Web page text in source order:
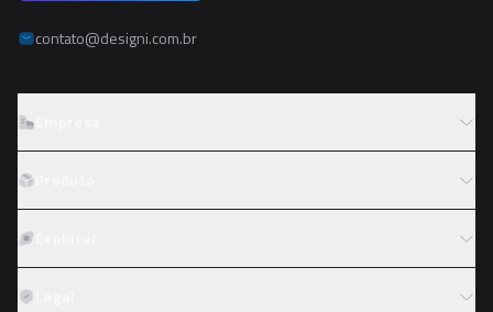
contato@designi.com.br
Trabalhe conosco
Reembolso